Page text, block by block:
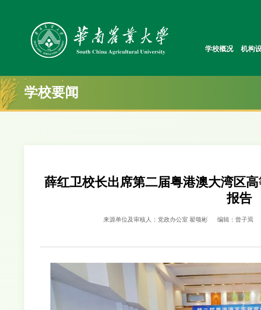
学校概况 机构
学校要闻
薛红卫校长出席第二届粤港澳大湾区
报告
来源单位及审核人：党政办公室 翟颂彬 编辑：曾子焉